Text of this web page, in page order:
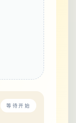
等待开始